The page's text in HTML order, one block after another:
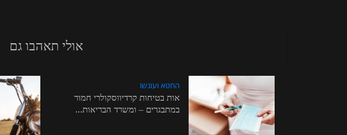
אולי תאהבו גם
החטא ועונשו
אות בטיחות קרדיווסקולרי חמור
במתבגרים – ומשרד הבריאות...